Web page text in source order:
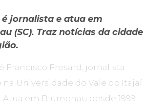
jornalista e atua em
(SC). Traz notícias da cidade
Francisco Fresard, jornalista
na Universidade do Vale do Itajaí
Atua em Blumenau desde 1999.